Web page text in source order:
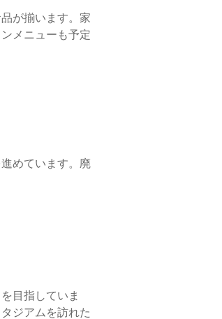
が揃います。家
メニューも予定
めています。廃
目指していま
ジアムを訪れた